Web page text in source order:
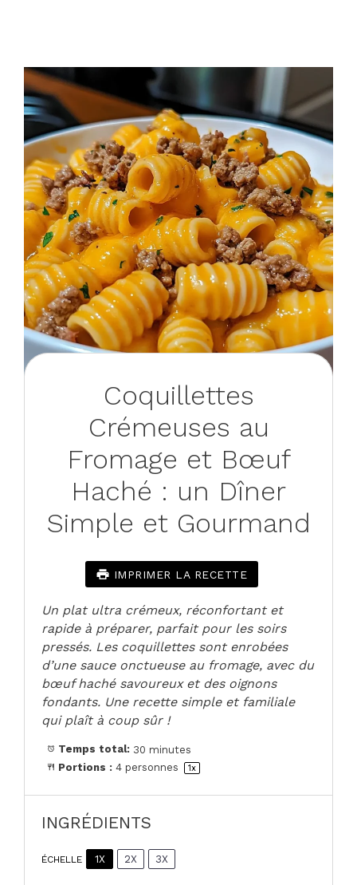
Coquillettes
Crémeuses au
Fromage et Bœuf
Haché : un Dîner
Simple et Gourmand
IMPRIMER LA RECETTE
Un plat ultra crémeux, réconfortant et
rapide à préparer, parfait pour les soirs
pressés. Les coquillettes sont enrobées
d’une sauce onctueuse au fromage, avec du
bœuf haché savoureux et des oignons
fondants. Une recette simple et familiale
qui plaît à coup sûr !
Temps total: 30 minutes
Portions : 4 personnes 1x
INGRÉDIENTS
ÉCHELLE 1X 2X 3X